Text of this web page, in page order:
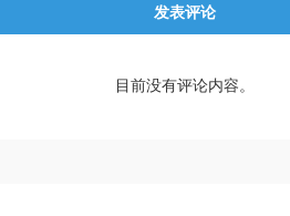
发表评论
目前没有评论内容。